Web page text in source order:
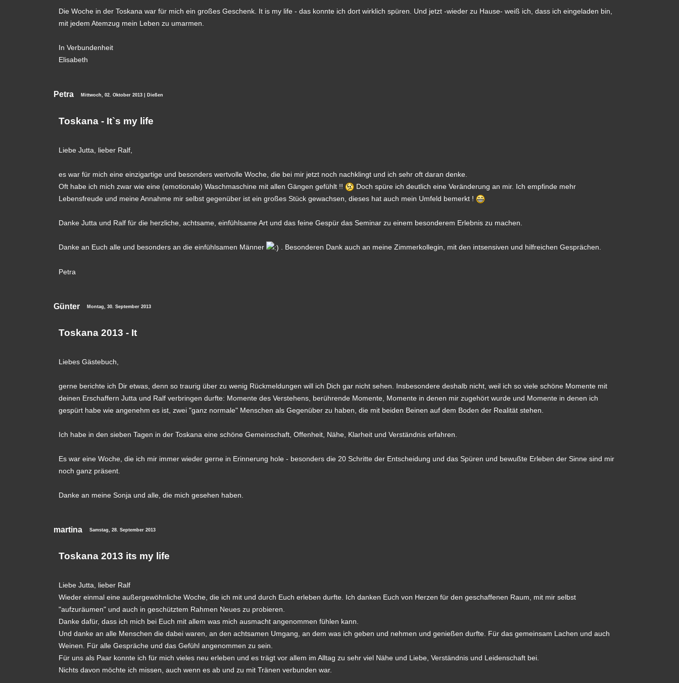
Die Woche in der Toskana war für mich ein großes Geschenk. It is my life - das konnte ich dort wirklich spüren. Und jetzt -wieder zu Hause- weiß ich, dass ich eingeladen bin,
mit jedem Atemzug mein Leben zu umarmen.
In Verbundenheit
Elisabeth
Petra Mittwoch, 02. Oktober 2013 | Dießen
Toskana - It`s my life
Liebe Jutta, lieber Ralf,
es war für mich eine einzigartige und besonders wertvolle Woche, die bei mir jetzt noch nachklingt und ich sehr oft daran denke.
Oft habe ich mich zwar wie eine (emotionale) Waschmaschine mit allen Gängen gefühlt !!
Doch spüre ich deutlich eine Veränderung an mir. Ich empfinde mehr
Lebensfreude und meine Annahme mir selbst gegenüber ist ein großes Stück gewachsen, dieses hat auch mein Umfeld bemerkt !
Danke Jutta und Ralf für die herzliche, achtsame, einfühlsame Art und das feine Gespür das Seminar zu einem besonderem Erlebnis zu machen.
Danke an Euch alle und besonders an die einfühlsamen Männer . Besonderen Dank auch an meine Zimmerkollegin, mit den intsensiven und hilfreichen Gesprächen.
Petra
Günter Montag, 30. September 2013
Toskana 2013 - It
Liebes Gästebuch,
gerne berichte ich Dir etwas, denn so traurig über zu wenig Rückmeldungen will ich Dich gar nicht sehen. Insbesondere deshalb nicht, weil ich so viele schöne Momente mit
deinen Erschaffern Jutta und Ralf verbringen durfte: Momente des Verstehens, berührende Momente, Momente in denen mir zugehört wurde und Momente in denen ich
gespürt habe wie angenehm es ist, zwei "ganz normale" Menschen als Gegenüber zu haben, die mit beiden Beinen auf dem Boden der Realität stehen.
Ich habe in den sieben Tagen in der Toskana eine schöne Gemeinschaft, Offenheit, Nähe, Klarheit und Verständnis erfahren.
Es war eine Woche, die ich mir immer wieder gerne in Erinnerung hole - besonders die 20 Schritte der Entscheidung und das Spüren und bewußte Erleben der Sinne sind mir
noch ganz präsent.
Danke an meine Sonja und alle, die mich gesehen haben.
martina Samstag, 28. September 2013
Toskana 2013 its my life
Liebe Jutta, lieber Ralf
Wieder einmal eine außergewöhnliche Woche, die ich mit und durch Euch erleben durfte. Ich danken Euch von Herzen für den geschaffenen Raum, mit mir selbst
"aufzuräumen" und auch in geschütztem Rahmen Neues zu probieren.
Danke dafür, dass ich mich bei Euch mit allem was mich ausmacht angenommen fühlen kann.
Und danke an alle Menschen die dabei waren, an den achtsamen Umgang, an dem was ich geben und nehmen und genießen durfte. Für das gemeinsam Lachen und auch
Weinen. Für alle Gespräche und das Gefühl angenommen zu sein.
Für uns als Paar konnte ich für mich vieles neu erleben und es trägt vor allem im Alltag zu sehr viel Nähe und Liebe, Verständnis und Leidenschaft bei.
Nichts davon möchte ich missen, auch wenn es ab und zu mit Tränen verbunden war.